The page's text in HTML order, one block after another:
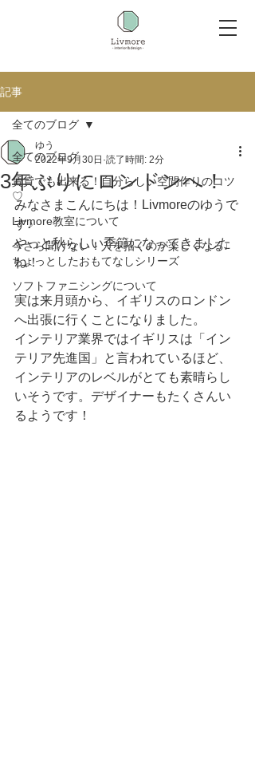
記事
全てのブログ
賃貸でも出来る！自分らしい空間作りのコツ
♡
Livmore教室について
今さら聞けない！人を招くのが楽しくなる♩
ちょっとしたおもてなしシリーズ
ソフトファニシングについて
全てのブログ
3年ぶりにロンドンへ！
ゆう
2022年9月30日 読了時間: 2分
みなさまこんにちは！Livmoreのゆうで
す♪
やっと秋らしい季節になってきました
ね！
実は来月頭から、イギリスのロンドン
へ出張に行くことになりました。
インテリア業界ではイギリスは「イン
テリア先進国」と言われているほど、
インテリアのレベルがとても素晴らし
いそうです。デザイナーもたくさんい
るようです！